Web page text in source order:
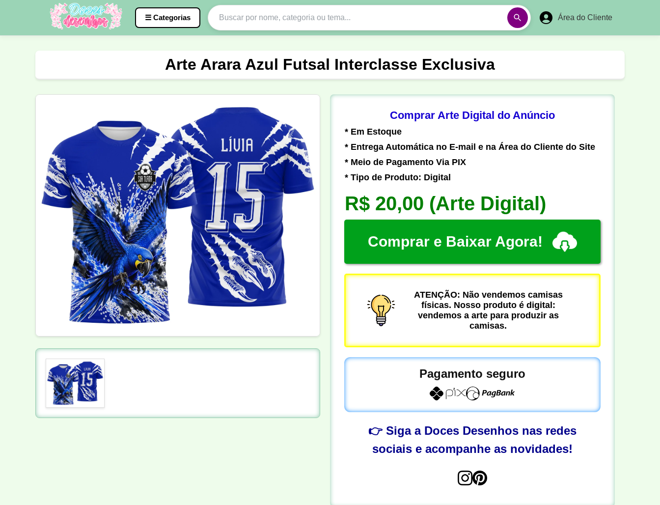
☰ Categorias Área do Cliente
Agro Católica Vôlei Futebol Amador Pesca
Motocross Ciclismo Nail Designer Pedagogia Biologia Geografia História Matemática
Língua Portuguesa
Arte Arara Azul Futsal Interclasse Exclusiva
Comprar Arte Digital do Anúncio
* Em Estoque
* Entrega Automática no E-mail e na Área do Cliente do Site
* Meio de Pagamento Via PIX
* Tipo de Produto: Digital
R$ 20,00 (Arte Digital)
Comprar e Baixar Agora!
ATENÇÃO: Não vendemos camisas
físicas. Nosso produto é digital:
vendemos a arte para produzir as
camisas.
Pagamento seguro
👉 Siga a Doces Desenhos nas redes
sociais e acompanhe as novidades!